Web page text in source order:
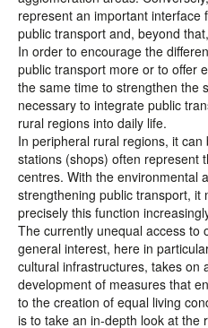
represent an important interface
public transport and, beyond
In order to encourage the
public transport more or to offer
the same time to strengthen the
necessary to integrate public
rural regions into daily life.
In peripheral rural regions, it
stations (shops) often represent
centres. With the environmental
strengthening public transport, it
precisely this function
The currently unequal access to
general interest, here in
cultural infrastructures, takes on
development of measures that
to the creation of equal living
is to take an in-depth look at the